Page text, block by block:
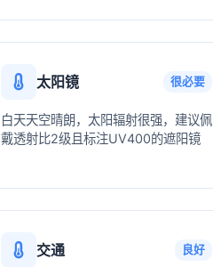
太阳镜 很必要
白天天空晴朗，太阳辐射很强，建议佩
戴透射比2级且标注UV400的遮阳镜
交通 良好